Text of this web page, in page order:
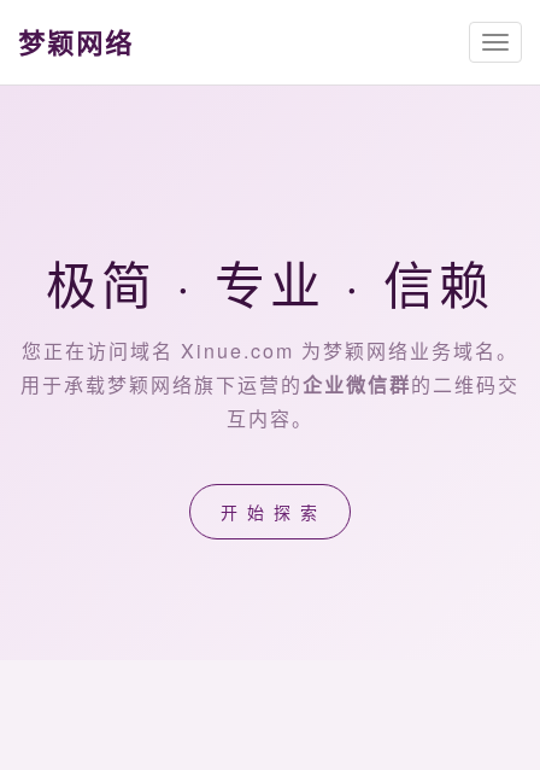
菜
单
梦颖网络
极简 · 专业 · 信赖
您正在访问域名 Xinue.com 为梦颖网络业务域名。
用于承载梦颖网络旗下运营的企业微信群的二维码交
互内容。
开 始 探 索